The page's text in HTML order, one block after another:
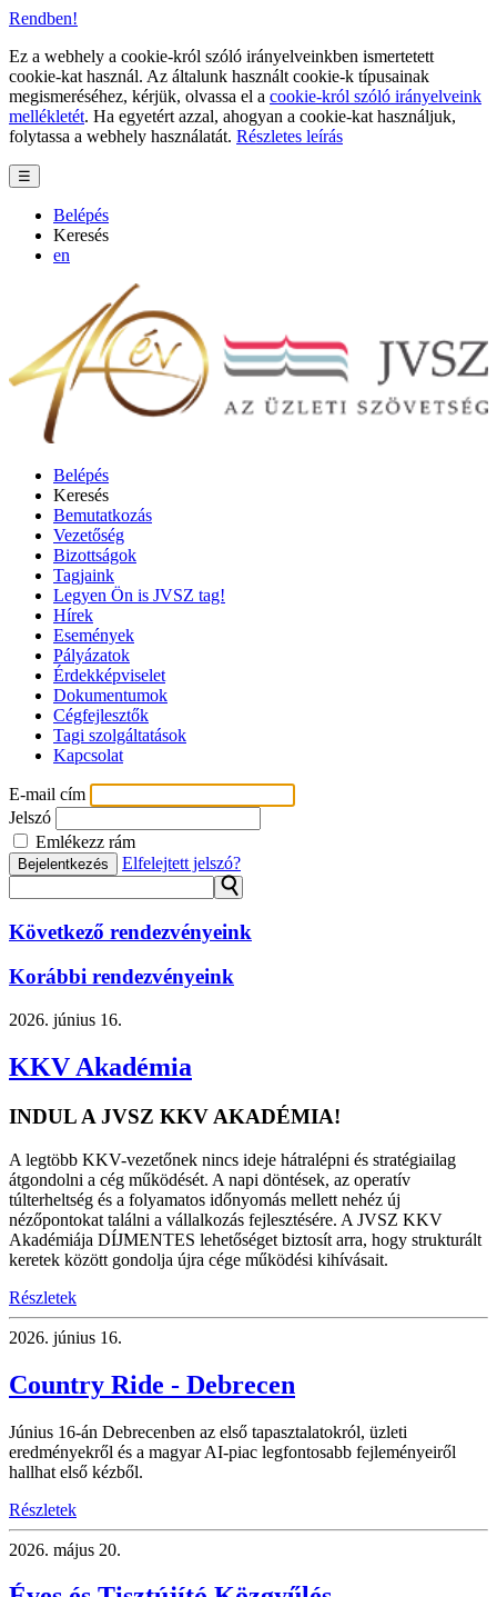
Rendben!
Ez a webhely a cookie-król szóló irányelveinkben ismertetett
cookie-kat használ. Az általunk használt cookie-k típusainak
megismeréséhez, kérjük, olvassa el a cookie-król szóló irányelveink
mellékletét. Ha egyetért azzal, ahogyan a cookie-kat használjuk,
folytassa a webhely használatát. Részletes leírás
☰
Belépés
Keresés
en
Belépés
Keresés
Bemutatkozás
Vezetőség
Bizottságok
Tagjaink
Legyen Ön is JVSZ tag!
Hírek
Események
Pályázatok
Érdekképviselet
Dokumentumok
Cégfejlesztők
Tagi szolgáltatások
Kapcsolat
E-mail cím
Jelszó
Emlékezz rám
Bejelentkezés Elfelejtett jelszó?
⚲
Következő rendezvényeink
Korábbi rendezvényeink
2026. június 16.
KKV Akadémia
INDUL A JVSZ KKV AKADÉMIA!
A legtöbb KKV-vezetőnek nincs ideje hátralépni és stratégiailag
átgondolni a cég működését. A napi döntések, az operatív
túlterheltség és a folyamatos időnyomás mellett nehéz új
nézőpontokat találni a vállalkozás fejlesztésére. A JVSZ KKV
Akadémiája DÍJMENTES lehetőséget biztosít arra, hogy strukturált
keretek között gondolja újra cége működési kihívásait.
Részletek
2026. június 16.
Country Ride - Debrecen
Június 16-án Debrecenben az első tapasztalatokról, üzleti
eredményekről és a magyar AI-piac legfontosabb fejleményeiről
hallhat első kézből.
Részletek
2026. május 20.